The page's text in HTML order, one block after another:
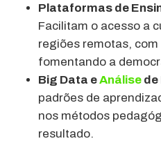
Plataformas de
Facilitam o acesso a
regiões remotas,
fomentando a
Big Data eAnálise de
padrões de
nos métodos
resultado.